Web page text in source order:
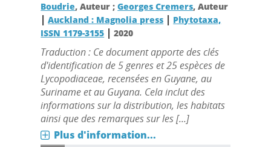
Boudrie, Auteur ;Georges Cremers, Auteur
|Auckland : Magnolia press | Phytotaxa,
ISSN 1179-3155 |2020
Traduction : Ce document apporte des clés
d'identification de 5 genres et 25 espèces de
Lycopodiaceae, recensées en Guyane, au
Suriname et au Guyana. Cela inclut des
informations sur la distribution, les habitats
ainsi que des remarques sur les [...]
Plus d'information...